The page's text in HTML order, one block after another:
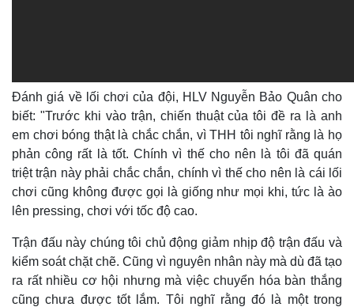
Đánh giá về lối chơi của đội, HLV Nguyễn Bảo Quân cho
biết: "Trước khi vào trận, chiến thuật của tôi đề ra là anh
em chơi bóng thật là chắc chắn, vì THH tôi nghĩ rằng là họ
phản công rất là tốt. Chính vì thế cho nên là tôi đã quán
triệt trận này phải chắc chắn, chính vì thế cho nên là cái lối
chơi cũng không được gọi là giống như mọi khi, tức là ào
lên pressing, chơi với tốc độ cao.
Trận đấu này chúng tôi chủ động giảm nhịp độ trận đấu và
kiểm soát chặt chẽ. Cũng vì nguyên nhân này mà dù đã tạo
ra rất nhiều cơ hội nhưng mà việc chuyển hóa bàn thắng
cũng chưa được tốt lắm. Tôi nghĩ rằng đó là một trong